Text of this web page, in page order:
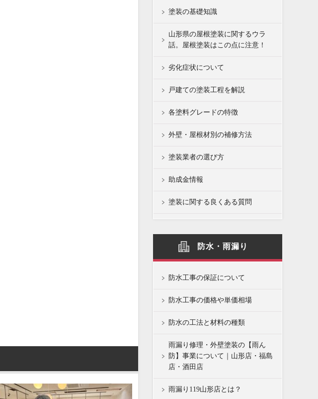
塗装の基礎知識
山形県の屋根塗装に関するウラ
話。屋根塗装はこの点に注意！
劣化症状について
戸建ての塗装工程を解説
各塗料グレードの特徴
外壁・屋根材別の補修方法
塗装業者の選び方
助成金情報
塗装に関する良くある質問
防水・雨漏り
防水工事の保証について
防水工事の価格や単価相場
防水の工法と材料の種類
雨漏り修理・外壁塗装の【雨ん
防】事業について｜山形店・福島
店・酒田店
雨漏り119山形店とは？